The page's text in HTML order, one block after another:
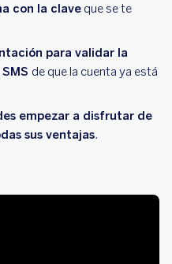
con la clave que se te
para validar la
de que la cuenta ya está
empezar a disfrutar de
sus ventajas.